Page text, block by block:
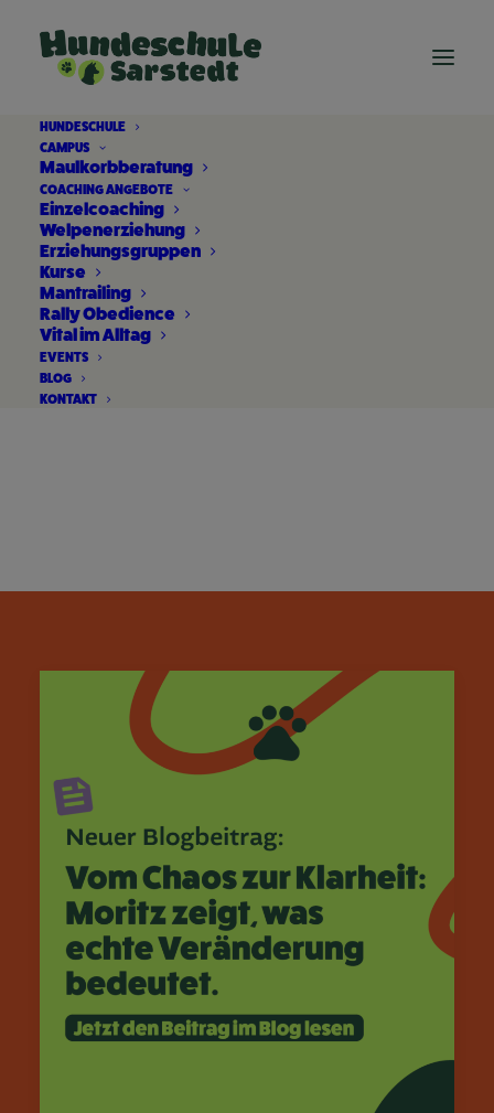
HUNDESCHULE
CAMPUS
Maulkorbberatung
COACHING ANGEBOTE
Einzelcoaching
Welpenerziehung
Erziehungsgruppen
Kurse
Mantrailing
Rally Obedience
Vital im Alltag
EVENTS
BLOG
KONTAKT
Aromatherapie Hund